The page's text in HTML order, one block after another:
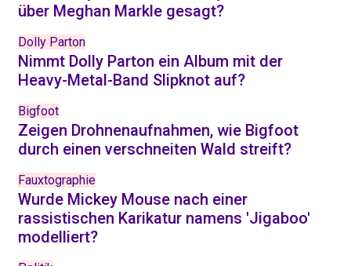
über Meghan Markle gesagt?
Dolly Parton
Nimmt Dolly Parton ein Album mit der
Heavy-Metal-Band Slipknot auf?
Bigfoot
Zeigen Drohnenaufnahmen, wie Bigfoot
durch einen verschneiten Wald streift?
Fauxtographie
Wurde Mickey Mouse nach einer
rassistischen Karikatur namens 'Jigaboo'
modelliert?